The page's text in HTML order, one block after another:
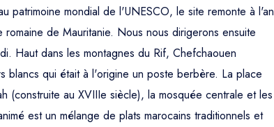
patrimoine mondial de l'UNESCO, le site remonte à l'an
de Mauritanie. Nous nous dirigerons ensuite
Haut dans les montagnes du Rif, Chefchaouen
blancs qui était à l'origine un poste berbère. La place
au XVIIIe siècle), la mosquée centrale et les
est un mélange de plats marocains traditionnels et